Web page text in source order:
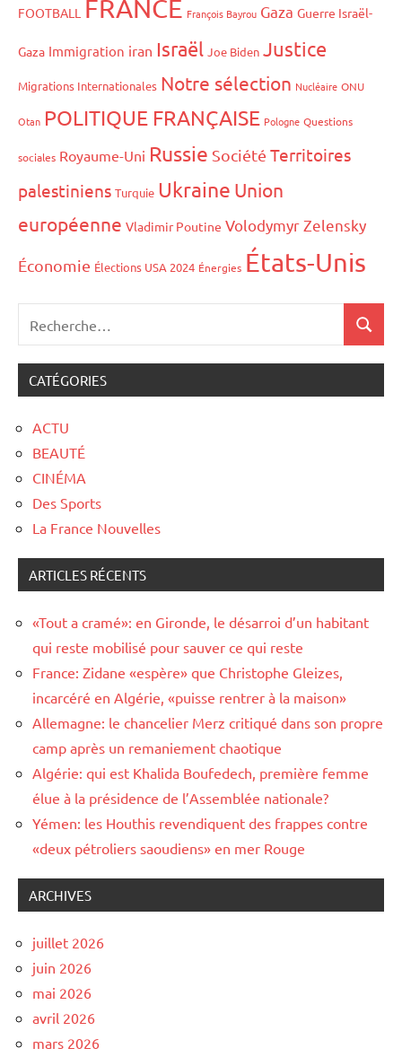
FOOTBALL FRANCE François Bayrou Gaza Guerre Israël-
Gaza Immigration iran Israël Joe Biden Justice
Migrations Internationales Notre sélection Nucléaire ONU
Otan POLITIQUE FRANÇAISE Pologne Questions
sociales Royaume-Uni Russie Société Territoires
palestiniens Turquie Ukraine Union
européenne Vladimir Poutine Volodymyr Zelensky
Économie Élections USA 2024 Énergies États-Unis
CATÉGORIES
ACTU
BEAUTÉ
CINÉMA
Des Sports
La France Nouvelles
ARTICLES RÉCENTS
«Tout a cramé»: en Gironde, le désarroi d’un habitant
qui reste mobilisé pour sauver ce qui reste
France: Zidane «espère» que Christophe Gleizes,
incarcéré en Algérie, «puisse rentrer à la maison»
Allemagne: le chancelier Merz critiqué dans son propre
camp après un remaniement chaotique
Algérie: qui est Khalida Boufedech, première femme
élue à la présidence de l’Assemblée nationale?
Yémen: les Houthis revendiquent des frappes contre
«deux pétroliers saoudiens» en mer Rouge
ARCHIVES
juillet 2026
juin 2026
mai 2026
avril 2026
mars 2026